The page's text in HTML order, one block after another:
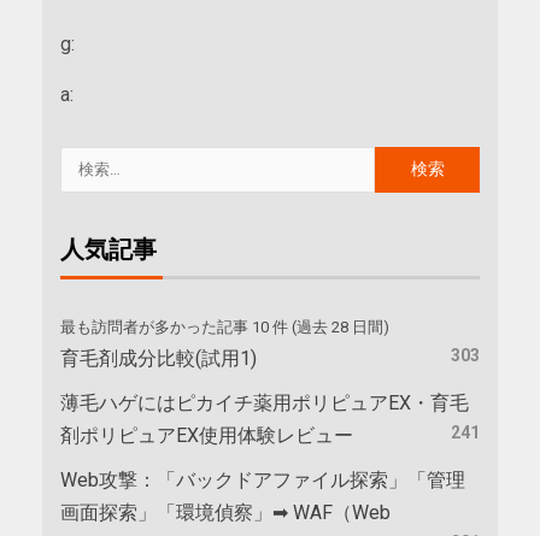
g:
a:
人気記事
最も訪問者が多かった記事 10 件 (過去 28 日間)
育毛剤成分比較(試用1) 303
薄毛ハゲにはピカイチ薬用ポリピュアEX・育毛
剤ポリピュアEX使用体験レビュー
241
Web攻撃：「バックドアファイル探索」「管理
画面探索」「環境偵察」➡ WAF（Web